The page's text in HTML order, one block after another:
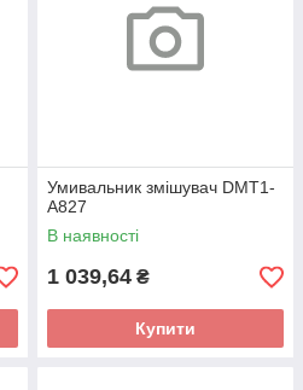
Умивальник змішувач DMT1-
A827
В наявності
1 039,64 ₴
Купити